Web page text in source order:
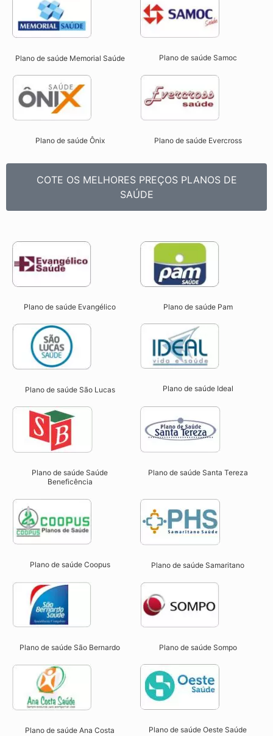
Plano de saúde Memorial Saúde Plano de saúde Samoc
Plano de saúde Ônix Plano de saúde Evercross
COTE OS MELHORES PREÇOS PLANOS DE
SAÚDE
Plano de saúde Evangélico Plano de saúde Pam
Plano de saúde São Lucas Plano de saúde Ideal
Plano de saúde Saúde
Beneficência
Plano de saúde Santa Tereza
Plano de saúde Coopus Plano de saúde Samaritano
Plano de saúde São Bernardo Plano de saúde Sompo
Plano de saúde Ana Costa Plano de saúde Oeste Saúde